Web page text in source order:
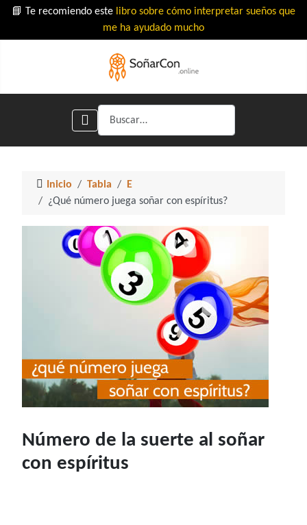
📘 Te recomiendo este libro sobre cómo interpretar sueños que
me ha ayudado mucho
Buscar
Inicio Tabla
E
¿Qué número juega soñar con espíritus?
Número de la suerte al soñar
con espíritus